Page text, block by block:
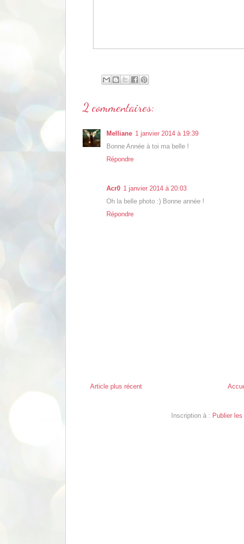
2 commentaires:
Melliane 1 janvier 2014 à 19:39
Bonne Année à toi ma belle !
Répondre
Acr0 1 janvier 2014 à 20:03
Oh la belle photo :) Bonne année !
Répondre
Article plus récent
Inscription à : Publier